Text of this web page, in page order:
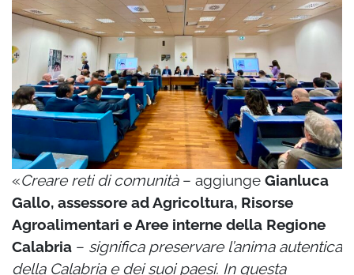
«Creare reti di comunità– aggiunge Gianluca
Gallo, assessore ad Agricoltura, Risorse
Agroalimentari e Aree interne della Regione
Calabria – significa preservare l’anima autentica
della Calabria e dei suoi paesi. In questa